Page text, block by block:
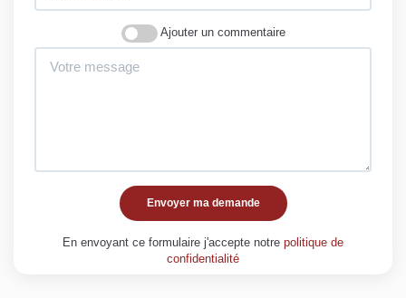
Ajouter un commentaire
Envoyer ma demande
En envoyant ce formulaire j'accepte notre politique de
confidentialité